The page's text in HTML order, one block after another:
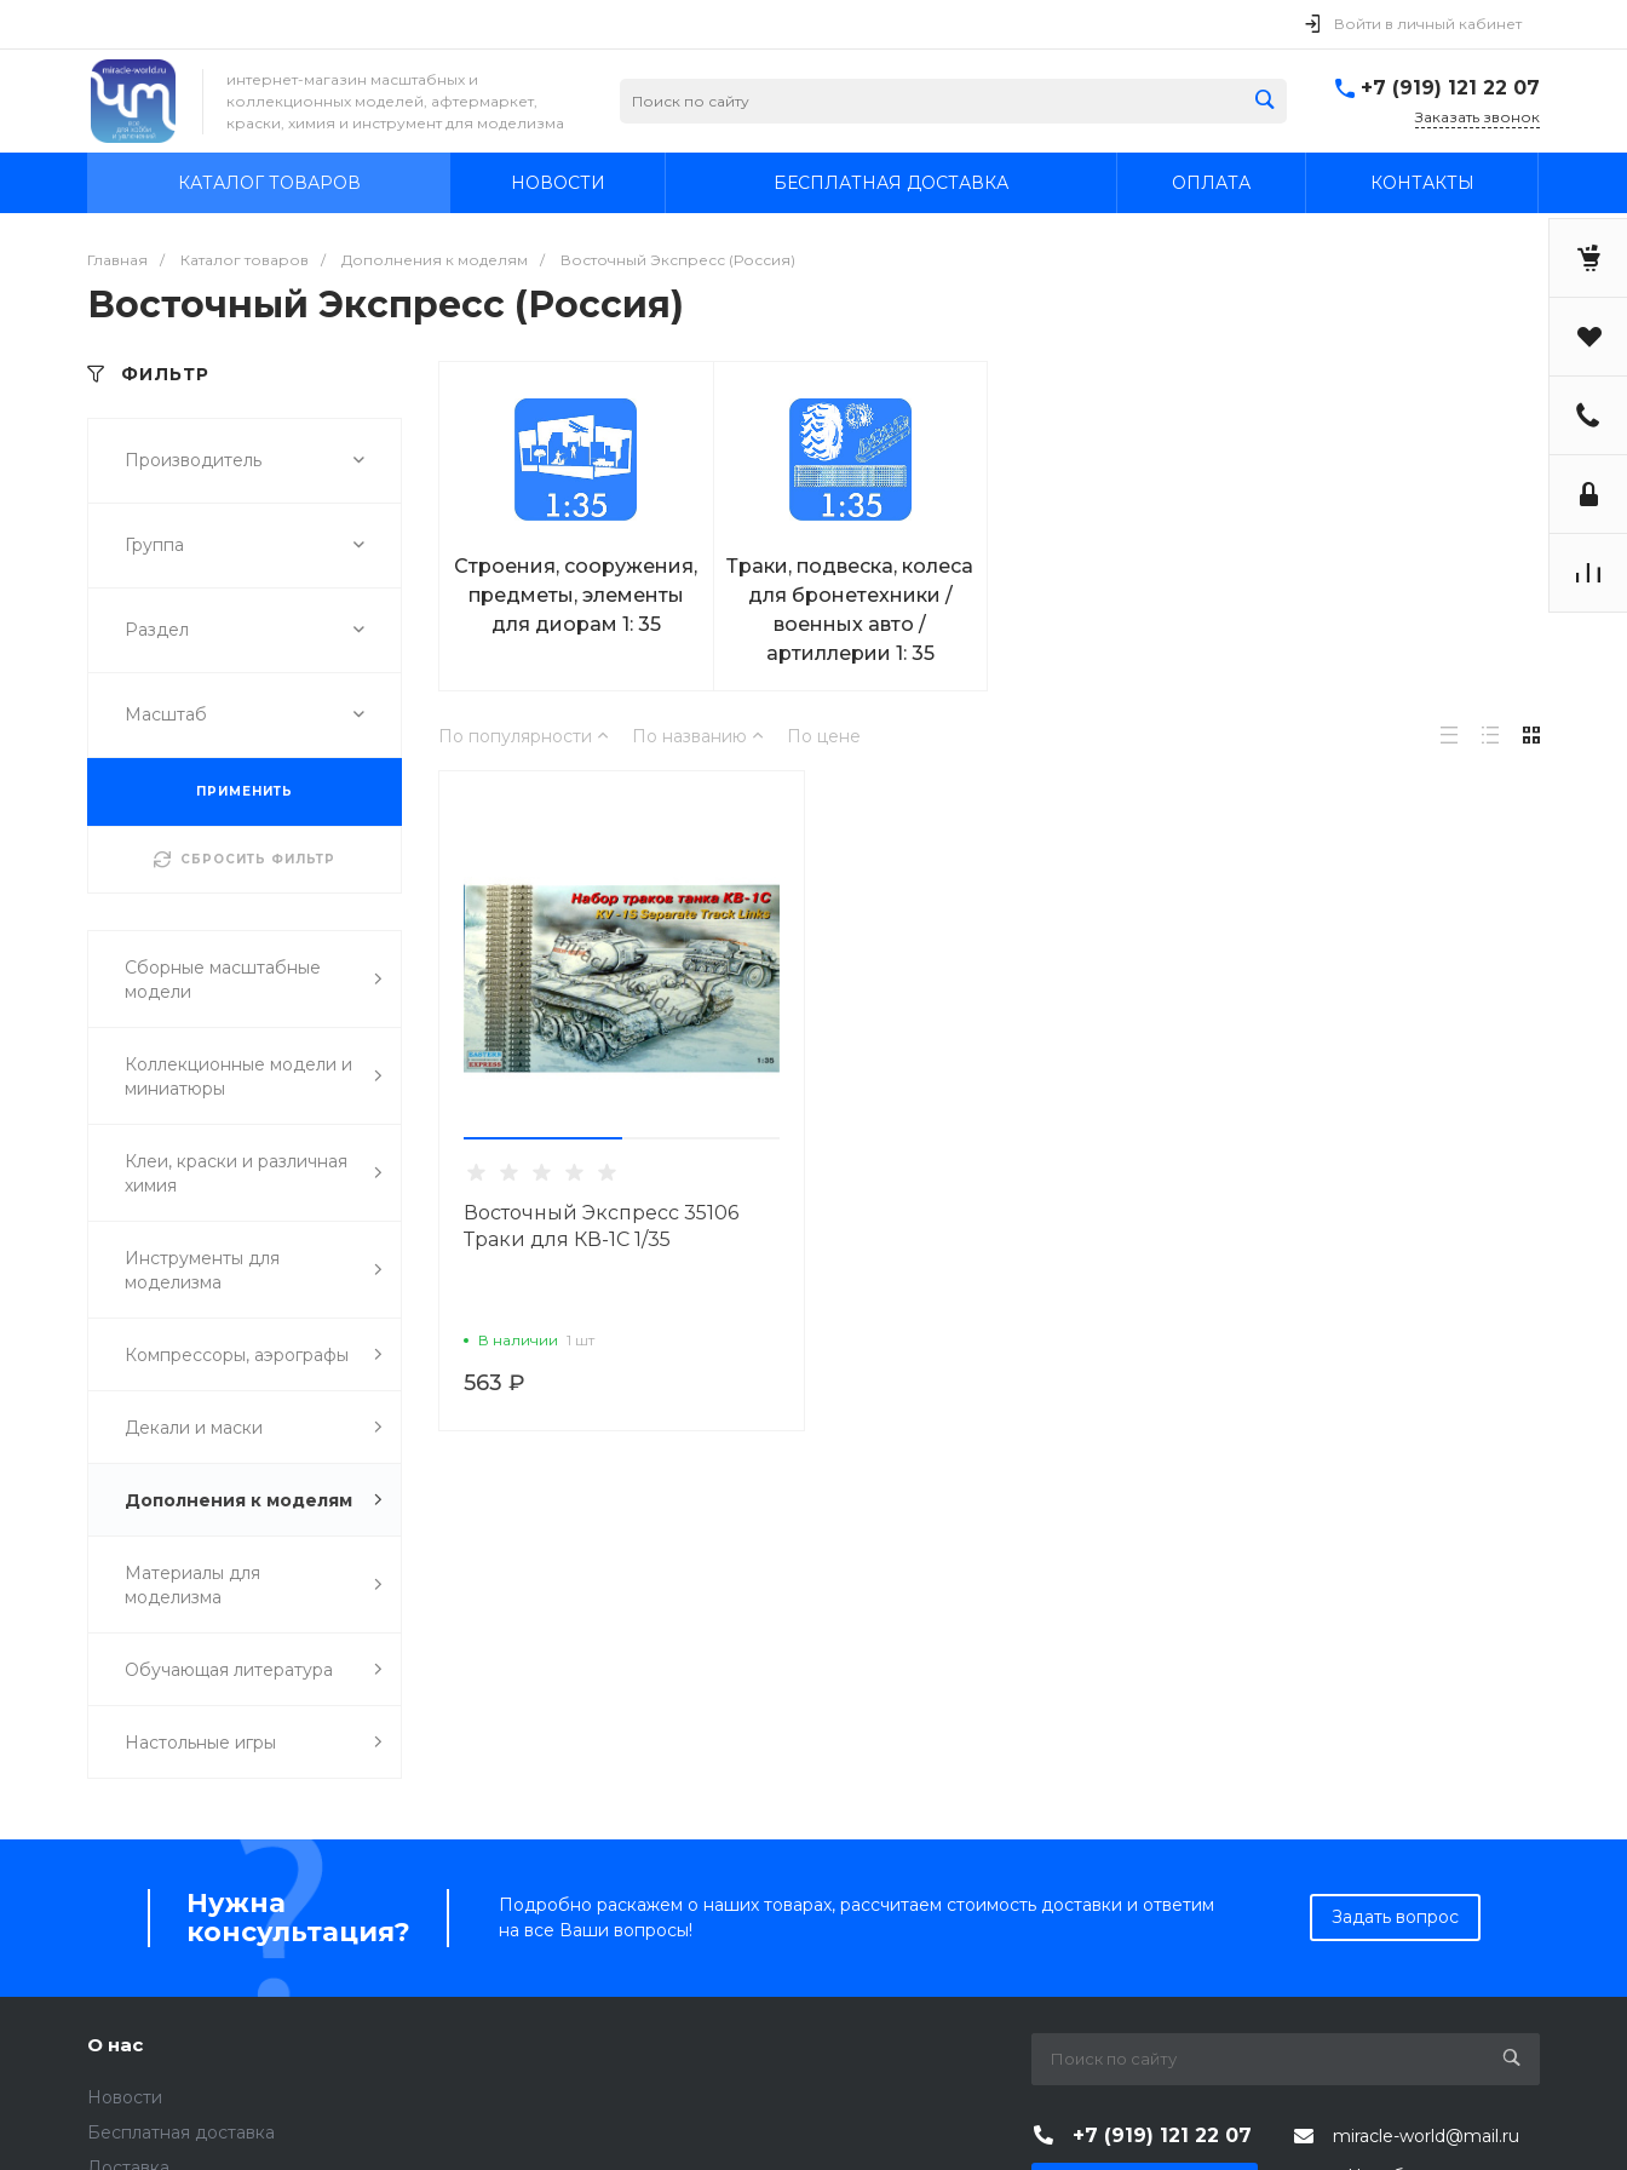
Войти в личный кабинет
интернет-магазин масштабных и
коллекционных моделей, афтермаркет,
краски, химия и инструмент для моделизма
+7 (919) 121 22 07
Заказать звонок
КАТАЛОГ ТОВАРОВ НОВОСТИ БЕСПЛАТНАЯ ДОСТАВКА ОПЛАТА КОНТАКТЫ
Главная / Каталог товаров / Дополнения к моделям / Восточный Экспресс (Россия)
Восточный Экспресс (Россия)
ФИЛЬТР
Производитель
Группа
Раздел
Масштаб
ПРИМЕНИТЬ
СБРОСИТЬ ФИЛЬТР
Сборные масштабные
модели
Коллекционные модели и
миниатюры
Клеи, краски и различная
химия
Инструменты для
моделизма
Компрессоры, аэрографы
Декали и маски
Дополнения к моделям
Материалы для
моделизма
Обучающая литература
Настольные игры
Строения, сооружения,
предметы, элементы
для диорам 1: 35
Траки, подвеска, колеса
для бронетехники /
военных авто /
артиллерии 1: 35
По популярности По названию По цене
Восточный Экспресс 35106
Траки для КВ-1С 1/35
В наличии 1 шт
563 ₽
Нужна
консультация?
Подробно раскажем о наших товарах, рассчитаем стоимость доставки и ответим
на все Ваши вопросы!
Задать вопрос
О нас
Новости
Бесплатная доставка
+7 (919) 121 22 07
miracle-world@mail.ru